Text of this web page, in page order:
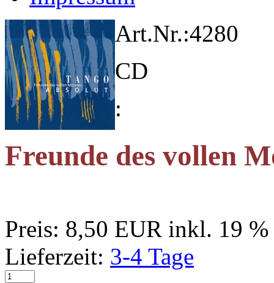
Art.Nr.:4280
CD
:
Freunde des vollen
Preis: 8,50 EUR inkl. 19
Lieferzeit: 3-4 Tage